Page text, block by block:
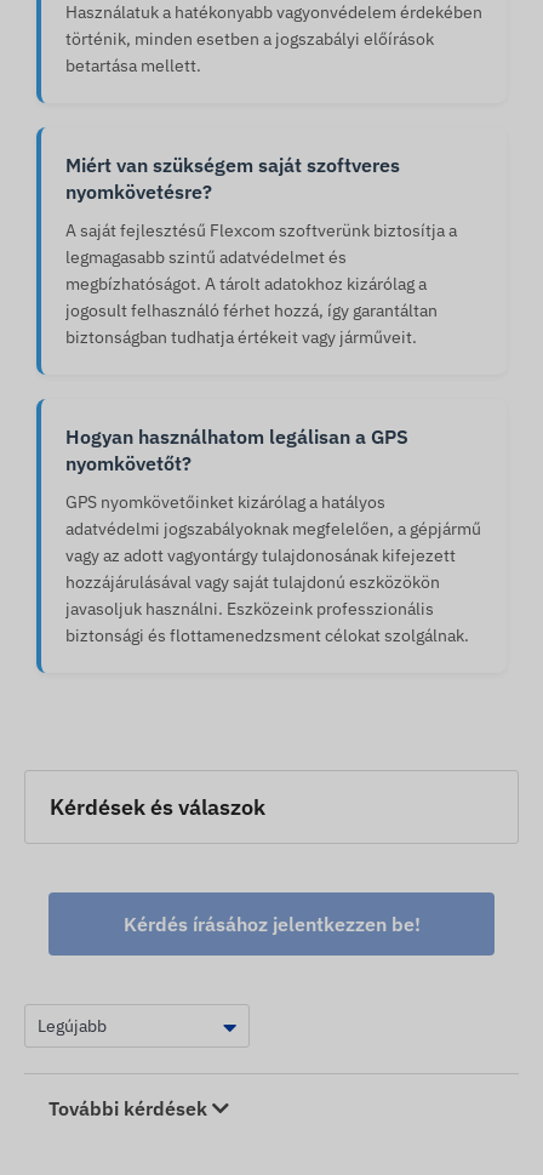
Használatuk a hatékonyabb vagyonvédelem érdekében
történik, minden esetben a jogszabályi előírások
betartása mellett.
Miért van szükségem saját szoftveres
nyomkövetésre?
A saját fejlesztésű Flexcom szoftverünk biztosítja a
legmagasabb szintű adatvédelmet és
megbízhatóságot. A tárolt adatokhoz kizárólag a
jogosult felhasználó férhet hozzá, így garantáltan
biztonságban tudhatja értékeit vagy járműveit.
Hogyan használhatom legálisan a GPS
nyomkövetőt?
GPS nyomkövetőinket kizárólag a hatályos
adatvédelmi jogszabályoknak megfelelően, a gépjármű
vagy az adott vagyontárgy tulajdonosának kifejezett
hozzájárulásával vagy saját tulajdonú eszközökön
javasoljuk használni. Eszközeink professzionális
biztonsági és flottamenedzsment célokat szolgálnak.
Kérdések és válaszok
Kérdés írásához jelentkezzen be!
További kérdések